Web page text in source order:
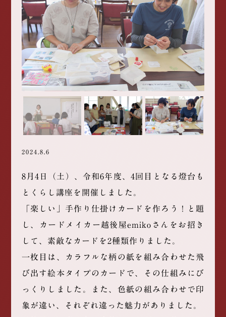
2024.8.6
8月4日（土）、令和6年度、4回目となる燈台も
とくらし講座を開催しました。
「楽しい」手作り仕掛けカードを作ろう！と題
し、カードメイカー越後屋emikoさんをお招き
して、素敵なカードを2種類作りました。
一枚目は、カラフルな柄の紙を組み合わせた飛
び出す絵本タイプのカードで、その仕組みにび
っくりしました。また、色紙の組み合わせで印
象が違い、それぞれ違った魅力がありました。